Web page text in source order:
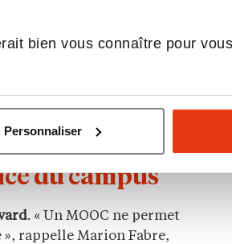
bien vous connaître pour
Personnaliser
soft poweruniversitaire:
cette ouverture, il y a
et diversification des
de responsabilité sociale
et de tremplin vers des
du campus
. « Un MOOC ne permet
rappelle Marion Fabre,